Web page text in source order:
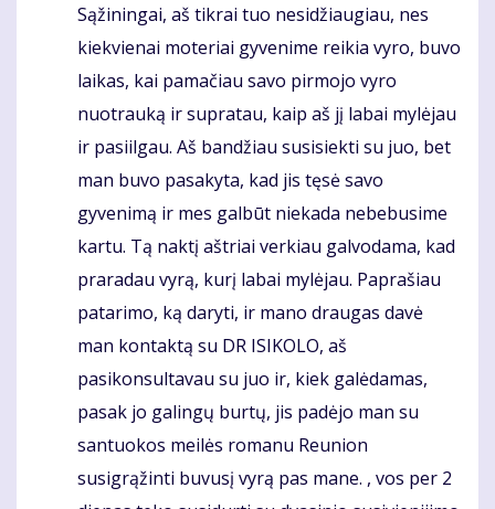
Sąžiningai, aš tikrai tuo nesidžiaugiau, nes
kiekvienai moteriai gyvenime reikia vyro, buvo
laikas, kai pamačiau savo pirmojo vyro
nuotrauką ir supratau, kaip aš jį labai mylėjau
ir pasiilgau. Aš bandžiau susisiekti su juo, bet
man buvo pasakyta, kad jis tęsė savo
gyvenimą ir mes galbūt niekada nebebusime
kartu. Tą naktį aštriai verkiau galvodama, kad
praradau vyrą, kurį labai mylėjau. Paprašiau
patarimo, ką daryti, ir mano draugas davė
man kontaktą su DR ISIKOLO, aš
pasikonsultavau su juo ir, kiek galėdamas,
pasak jo galingų burtų, jis padėjo man su
santuokos meilės romanu Reunion
susigrąžinti buvusį vyrą pas mane. , vos per 2